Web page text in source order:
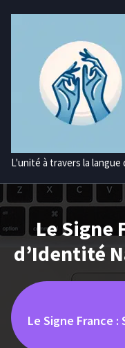
L'unité à travers la langue
Le Signe
d’Identité
Le Signe France